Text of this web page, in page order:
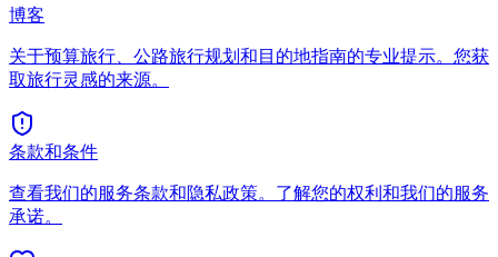
博客
关于预算旅行、公路旅行规划和目的地指南的专业提示。您获
取旅行灵感的来源。
条款和条件
查看我们的服务条款和隐私政策。了解您的权利和我们的服务
承诺。